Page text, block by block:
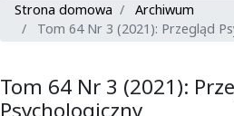
Strona domowa
Archiwum
Tom 64 Nr 3 (2021): Przegląd
Tom 64 Nr 3 (2021):
Psychologiczny